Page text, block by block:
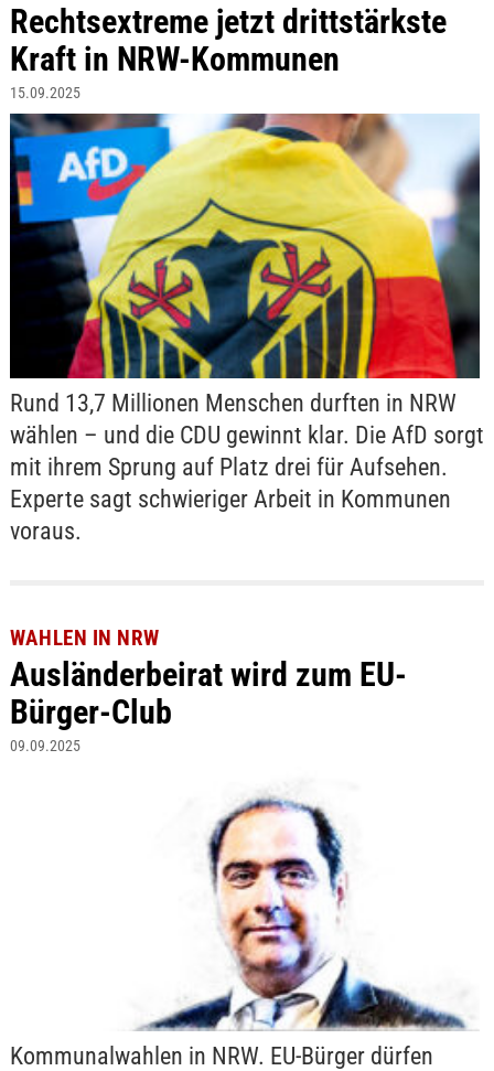
Rechtsextreme jetzt drittstärkste
Kraft in NRW-Kommunen
15.09.2025
Rund 13,7 Millionen Menschen durften in NRW
wählen – und die CDU gewinnt klar. Die AfD sorgt
mit ihrem Sprung auf Platz drei für Aufsehen.
Experte sagt schwieriger Arbeit in Kommunen
voraus.
WAHLEN IN NRW
Ausländerbeirat wird zum EU-
Bürger-Club
09.09.2025
Kommunalwahlen in NRW. EU-Bürger dürfen